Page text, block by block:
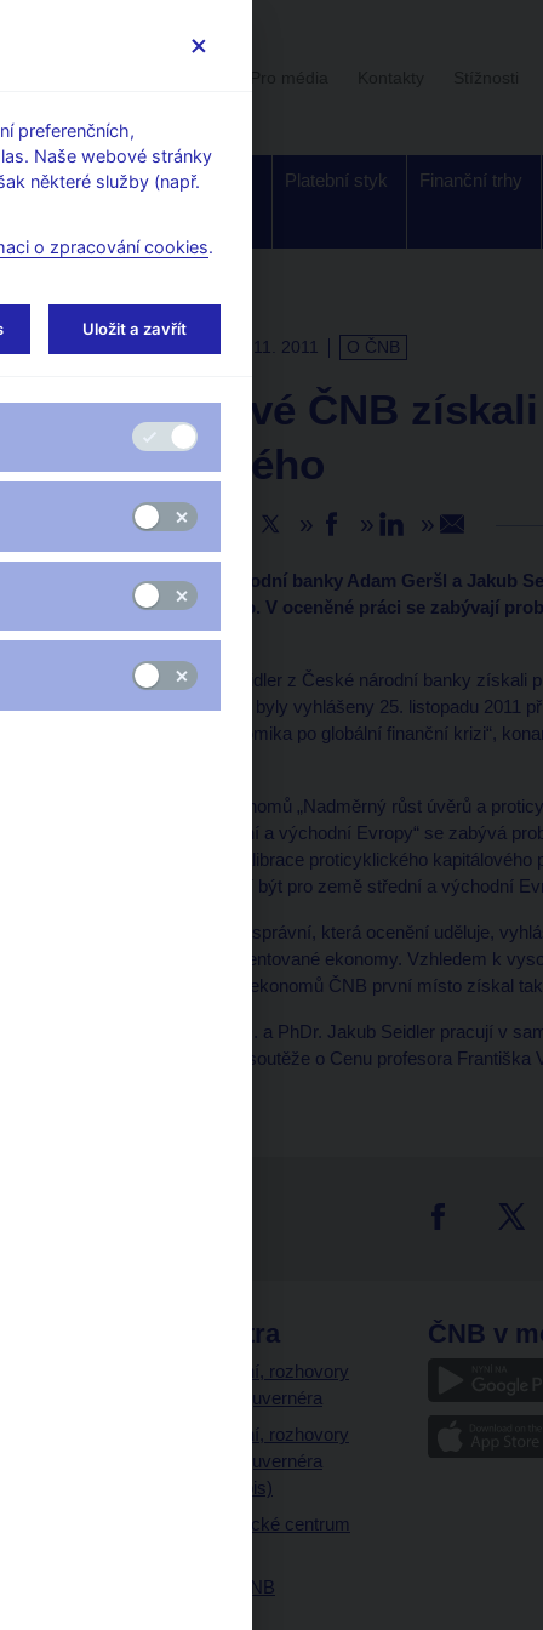
Dohled a
Bankovky a
Platební styk Finanční trhy
28. 11. 2011 O ČNB
Ekonomové ČNB
Vencovského
Sdílejte
Ekonomové České národní banky Adam Geršl a Jakub
Františka Vencovského. V oceněné práci se zabývají
banky Basel III.
Adam Geršl a Jakub Seidler z České národní banky získali
Vencovského. Výsledky byly vyhlášeny 25. listopadu 2011
„Česká a světová ekonomika po globální finanční krizi“,
Vítězná práce obou ekonomů „Nadměrný růst úvěrů a
evidence ze zemí střední a východní Evropy“ se zabývá
a ukazuje, že způsob kalibrace proticyklického
bankovní dohled nemusí být pro země střední a východní
Vysoká škola finanční a správní, která ocenění uděluje,
cílem podpořit mladé talentované ekonomy. Vzhledem k
první místa, vedle obou ekonomů ČNB první místo získal
PhDr. Adam Geršl, Ph.D. a PhDr. Jakub Seidler pracují v
Geršl patřil mezi vítěze soutěže o Cenu profesora Františka
ČNB extra
Vystoupení, rozhovory
a články guvernéra
Vystoupení, rozhovory
a články guvernéra
(úplný výpis)
Návštěvnické centrum
Historie ČNB
ČNB v
preferenčních,
Naše webové stránky
některé služby (např.
o zpracování cookies.
Uložit a zavřít